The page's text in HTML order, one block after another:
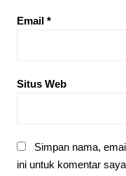
Email *
Situs Web
Simpan nama,
ini untuk komentar